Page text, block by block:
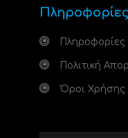
Πληροφορίες
Πληροφορίες
Πολιτική
Όροι Χρήσης